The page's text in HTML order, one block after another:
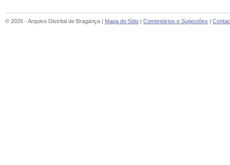
© 2026 - Arquivo Distrital de Bragança | Mapa do Sítio Comentários e Sugestões